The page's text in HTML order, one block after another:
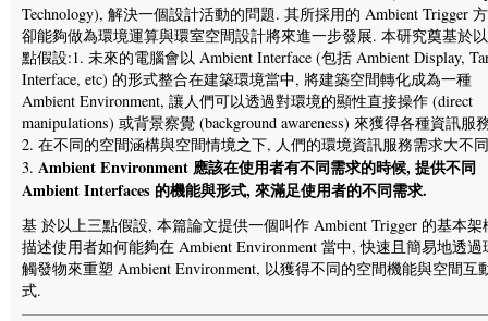
Technology), 解決一個設計活動的問題. 其所採用的 Ambient Trigger
卻能夠做為環境運算與環室空間設計將來進一步發展. 本研究奠基於
點假設:1. 未來的電腦會以 Ambient Interface (包括 Ambient Display,
Interface, etc) 的形式整合在建築環境當中, 將建築空間轉化成為一種
Ambient Environment, 讓人們可以透過對環境的顯性直接操作 (direct
manipulations) 或背景察覺 (background awareness) 來獲得各種資訊服
2. 在不同的空間涵構與空間情境之下, 人們的環境資訊服務需求大不
3. Ambient Environment 應該在使用者有不同需求的時候, 提供不同
Ambient Interfaces 的機能與形式, 來滿足使用者的不同需求.
基 於以上三點假設, 本篇論文提供一個叫作 Ambient Trigger 的基本架
描述使用者如何能夠在 Ambient Environment 當中, 快速且簡易地透過
觸發物來重塑 Ambient Environment, 以獲得不同的空間機能與空間互
式.